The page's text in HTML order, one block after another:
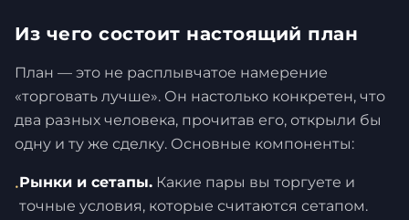
Из чего состоит настоящий план
План — это не расплывчатое намерение
«торговать лучше». Он настолько конкретен, что
два разных человека, прочитав его, открыли бы
одну и ту же сделку. Основные компоненты:
•Рынки и сетапы. Какие пары вы торгуете и
точные условия, которые считаются сетапом.